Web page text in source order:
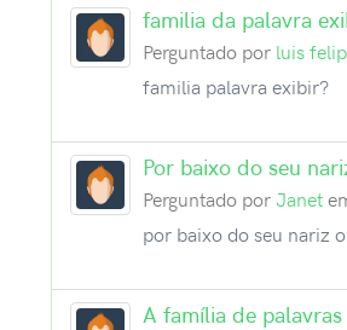
familia da palavra
Perguntado por luis
familia palavra exibir?
Por baixo do seu
Perguntado porJanet
por baixo do seu nariz
A família de